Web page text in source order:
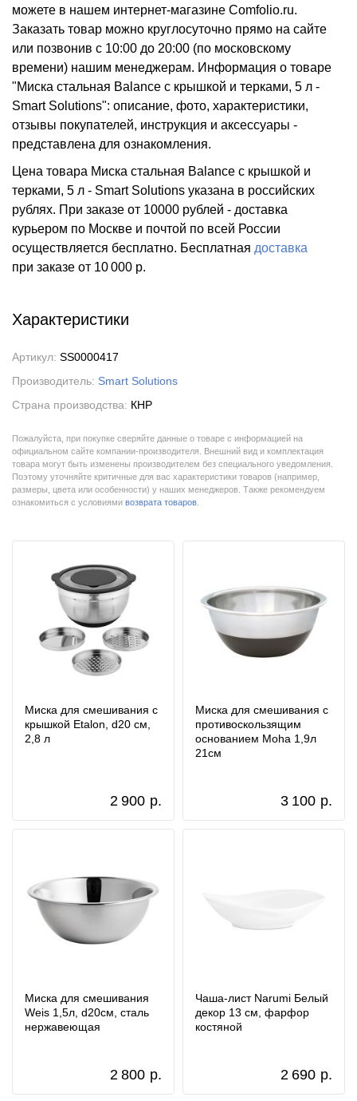
можете в нашем интернет-магазине Comfolio.ru.
Заказать товар можно круглосуточно прямо на сайте
или позвонив с 10:00 до 20:00 (по московскому
времени) нашим менеджерам. Информация о товаре
"Миска стальная Balance с крышкой и терками, 5 л -
Smart Solutions": описание, фото, характеристики,
отзывы покупателей, инструкция и аксессуары -
представлена для ознакомления.
Цена товара Миска стальная Balance с крышкой и
терками, 5 л - Smart Solutions указана в российских
рублях. При заказе от 10000 рублей - доставка
курьером по Москве и почтой по всей России
осуществляется бесплатно. Бесплатная доставка
при заказе от 10 000 р.
Характеристики
Артикул: SS0000417
Производитель: Smart Solutions
Страна производства: КНР
Пожалуйста, при покупке сверяйте данные о товаре с информацией на
официальном сайте компании-производителя. Внешний вид и комплектация
товара могут быть изменены производителем без специального уведомления.
Поэтому уточняйте критичные для вас характеристики товаров (например,
размеры, цвета или особенности) у наших менеджеров. Также рекомендуем
ознакомиться с условиями возврата товаров
Миска для смешивания с
крышкой Etalon, d20 см,
2,8 л
2 900 р.
Миска для смешивания с
противоскользящим
основанием Moha 1,9л
21см
3 100 р.
Миска для смешивания
Weis 1,5л, d20см, сталь
нержавеющая
2 800 р.
Чаша-лист Narumi Белый
декор 13 см, фарфор
костяной
2 690 р.